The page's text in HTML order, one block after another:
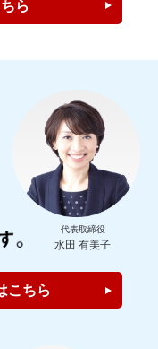
ら
代表取締役
水田 有美子
こちら